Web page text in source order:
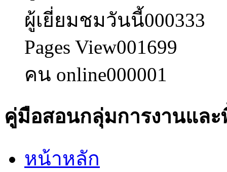
ผู้เยี่ยมชมวันนี้000333
Pages View001699
คน online000001
คู่มือสอนกลุ่มการงานแล
หน้าหลัก